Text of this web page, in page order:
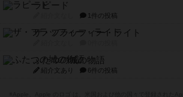
ラピード
1件の投稿
ザ・フラッフィー・ライト
ふたつの城の物語
紹介文あり 6件の投稿